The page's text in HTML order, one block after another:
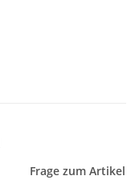
Frage zum Artikel